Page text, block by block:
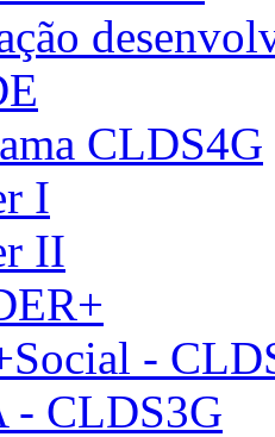
CLDS4G
I
II
-
- CLDS3G